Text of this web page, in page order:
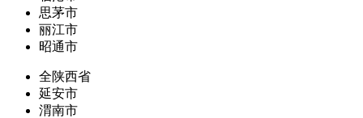
思茅市
丽江市
昭通市
全陕西省
延安市
渭南市